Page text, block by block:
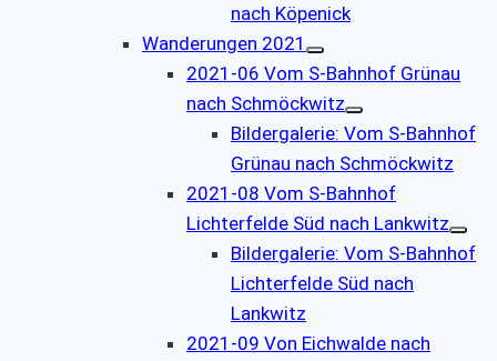
nach Köpenick
Wanderungen 2021
2021-06 Vom S-Bahnhof Grünau
nach Schmöckwitz
Bildergalerie: Vom S-Bahnhof
Grünau nach Schmöckwitz
2021-08 Vom S-Bahnhof
Lichterfelde Süd nach Lankwitz
Bildergalerie: Vom S-Bahnhof
Lichterfelde Süd nach
Lankwitz
2021-09 Von Eichwalde nach